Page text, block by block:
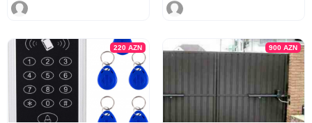
220AZN 900 AZN